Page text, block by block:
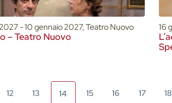
- 10 gennaio 2027, Teatro Nuovo
– Teatro Nuovo
16
12 13 14 15 16 17 18